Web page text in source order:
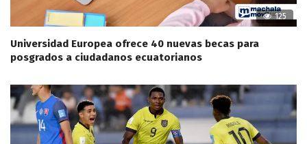
125
Universidad Europea ofrece 40 nuevas becas para
posgrados a ciudadanos ecuatorianos